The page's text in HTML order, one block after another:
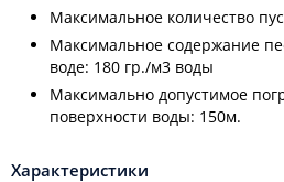
Максимальное количество
Максимальное содержание
воде: 180 гр./м3 воды
Максимально допустимое
поверхности воды: 150м.
Характеристики